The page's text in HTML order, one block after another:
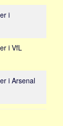
i
i VfL
i Arsenal